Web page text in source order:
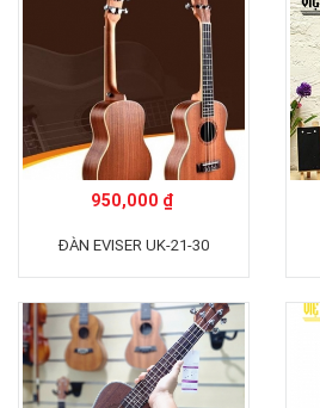
950,000 ₫
ĐÀN EVISER UK-21-30